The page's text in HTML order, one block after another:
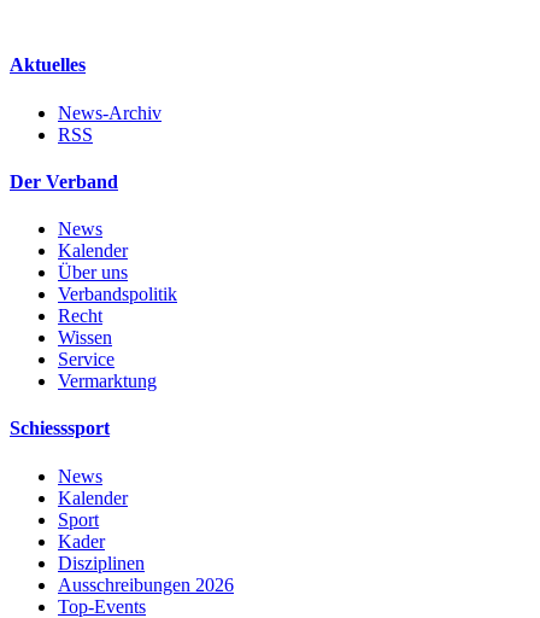
Aktuelles
News-Archiv
RSS
Der Verband
News
Kalender
Über uns
Verbandspolitik
Recht
Wissen
Service
Vermarktung
Schiesssport
News
Kalender
Sport
Kader
Disziplinen
Ausschreibungen 2026
Top-Events